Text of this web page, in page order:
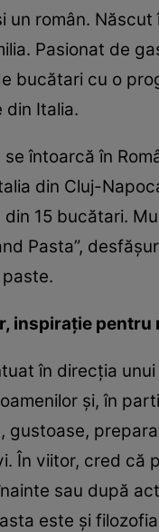
român.
Pasionat de
bucătari cu o
din Italia.
se întoarcă în
din Cluj-
15 bucătari.
Pasta”,
inspiraţie
în direcţia
şi, în
gustoase,
În viitor, cred
sau după
este şi